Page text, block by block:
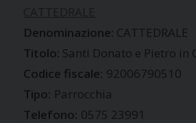
CATTEDRALE
Santi Donato e Pietro in
Codice fiscale: 92006790510
Tipo: Parrocchia
Telefono: 0575 23991